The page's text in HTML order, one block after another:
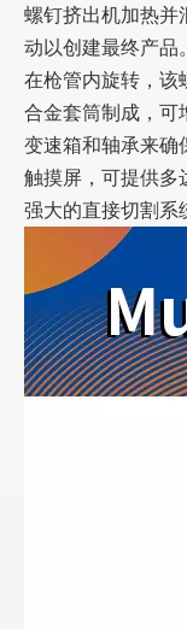
螺钉挤出机加热并
动以创建最终产品
在枪管内旋转，该
合金套筒制成，可
变速箱和轴承来确
触摸屏，可提供
强大的直接切割系